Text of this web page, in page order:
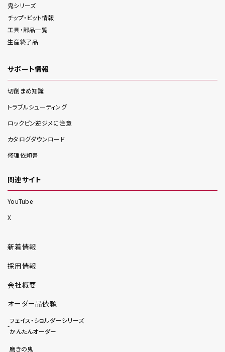
鬼シリーズ
チップ・ビット情報
工具・部品一覧
生産終了品
サポート情報
切削まめ知識
トラブルシューティング
ロックピン逆ジメに注意
カタログダウンロード
修理依頼書
関連サイト
YouTube
X
新着情報
採用情報
会社概要
オーダー品依頼
フェイス・ショルダーシリーズ
かんたんオーダー
磨きの鬼